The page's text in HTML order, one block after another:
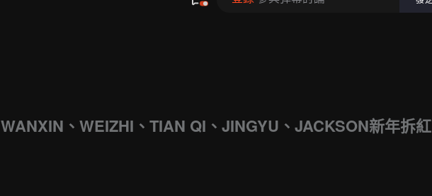
WANXIN、WEIZHI、TIAN QI、JINGYU、JACKSON新年拆紅